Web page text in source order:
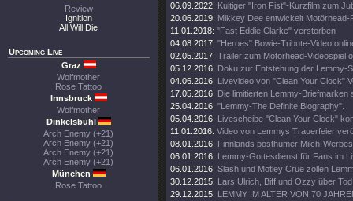
Review
Ignition
All Will Die
Upcoming Live
Graz
Wolfmother
Rose Tattoo
Innsbruck
Wolfmother
Dinkelsbühl
Arch Enemy (+21)
Arch Enemy (+21)
Arch Enemy (+21)
Arch Enemy (+21)
München
Rose Tattoo
06.09.2022: Kultiger "Iron Fist"-Kurzfilm zum
20.06.2019: Mikkey Dee entwickelt Motörhead-
11.01.2018: "Fast Eddie Clarke" verstorben
04.08.2017: "Heroes" Bowie-Tribute-Video
02.05.2017: Trailer zum Motörhead-Videospiel
05.12.2016: Doku zur Entstehung der Lemmy-
04.06.2016: Livevideo von "Clean Your Clock"
17.05.2016: Die limitierten Lemmy-Briefmarken
25.04.2016: "Lemmy-The Definite Biography".
05.04.2016: Livescheibe "Clean Your Clock"
11.01.2016: Video von Lemmys Trauerfeier
08.01.2016: Finnlands posthumer Milch-
06.01.2016: Lemmy-Gottesdienst für Fans im
06.01.2016: Slash und Mötley Crüe zollen
30.12.2015: Lars Ulrich, Biff und Ozzy über
29.12.2015: LEMMY IM ALTER VON 70